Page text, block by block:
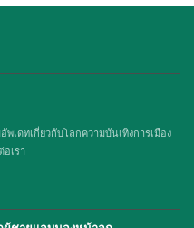
เดทเกี่ยวกับโลกความบันเทิงการเมือง
เรา